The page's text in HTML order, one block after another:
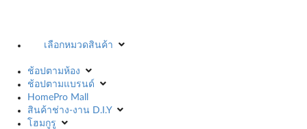
เลือกหมวดสินค้า
ช้อปตามห้อง
ช้อปตามแบรนด์
HomePro Mall
สินค้าช่าง-งาน D.I.Y
โฮมกูรู